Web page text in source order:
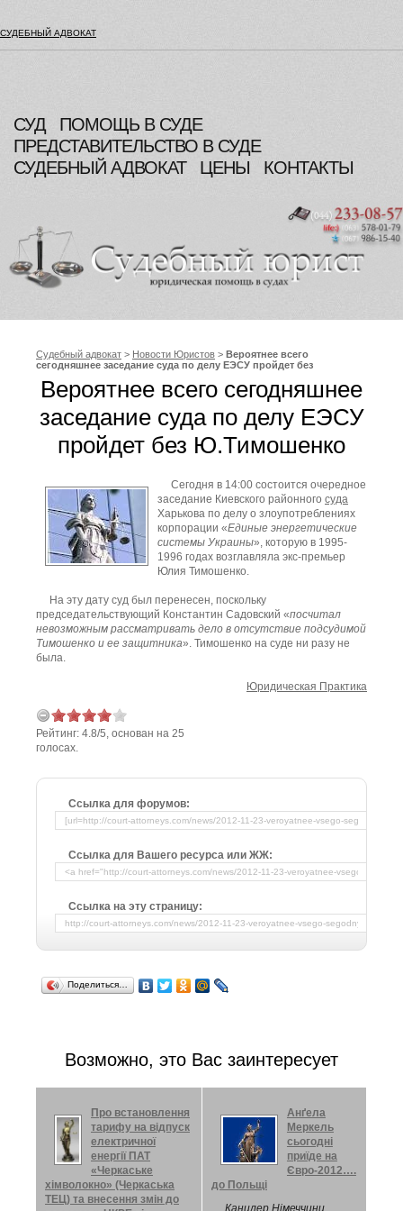
СУДЕБНЫЙ АДВОКАТ
СУД
ПОМОЩЬ В СУДЕ
ПРЕДСТАВИТЕЛЬСТВО В СУДЕ
СУДЕБНЫЙ АДВОКАТ
ЦЕНЫ КОНТАКТЫ
Судебный адвокат > Новости Юристов > Вероятнее всего
сегодняшнее заседание суда по делу ЕЭСУ пройдет без
Вероятнее всего сегодняшнее
заседание суда по делу ЕЭСУ
пройдет без Ю.Тимошенко
Сегодня в 14:00 состоится очередное
заседание Киевского районного суда
Харькова по делу о злоупотреблениях
корпорации «Единые энергетические
системы Украины», которую в 1995-
1996 годах возглавляла экс-премьер
Юлия Тимошенко.
На эту дату суд был перенесен, поскольку
председательствующий Константин Садовский «посчитал
невозможным рассматривать дело в отсутствие подсудимой
Тимошенко и ее защитника». Тимошенко на суде ни разу не
была.
Юридическая Практика
Рейтинг: 4.8/5, основан на 25
голосах.
Ссылка для форумов:
Ссылка для Вашего ресурса или ЖЖ:
Ссылка на эту страницу:
Поделиться…
Возможно, это Вас заинтересует
Про встановлення
тарифу на відпуск
електричної
енергії ПАТ
«Черкаське
хімволокно» (Черкаська
ТЕЦ) та внесення змін до
Анґела
Меркель
сьогодні
приїде на
Євро-2012….
до Польщі
Канцлер Німеччини